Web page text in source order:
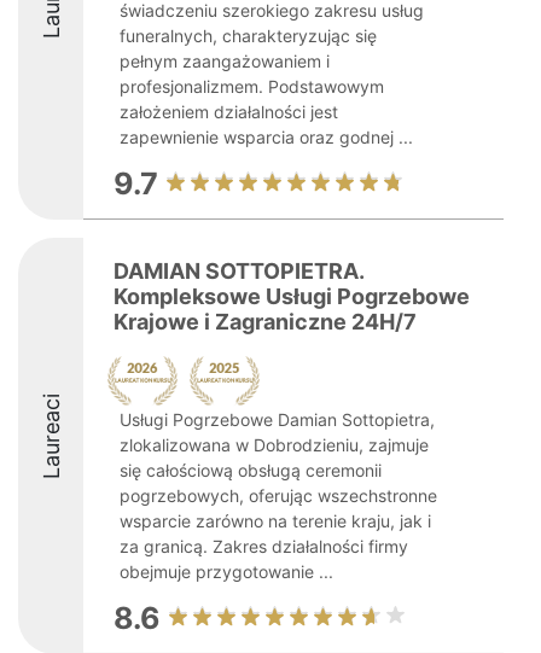
świadczeniu szerokiego zakresu usług
funeralnych, charakteryzując się
pełnym zaangażowaniem i
profesjonalizmem. Podstawowym
założeniem działalności jest
zapewnienie wsparcia oraz godnej ...
9.7
Laureaci
DAMIAN SOTTOPIETRA.
Kompleksowe Usługi Pogrzebowe
Krajowe i Zagraniczne 24H/7
Usługi Pogrzebowe Damian Sottopietra,
zlokalizowana w Dobrodzieniu, zajmuje
się całościową obsługą ceremonii
pogrzebowych, oferując wszechstronne
wsparcie zarówno na terenie kraju, jak i
za granicą. Zakres działalności firmy
obejmuje przygotowanie ...
8.6